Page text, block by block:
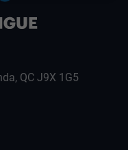
QC J9X 1G5